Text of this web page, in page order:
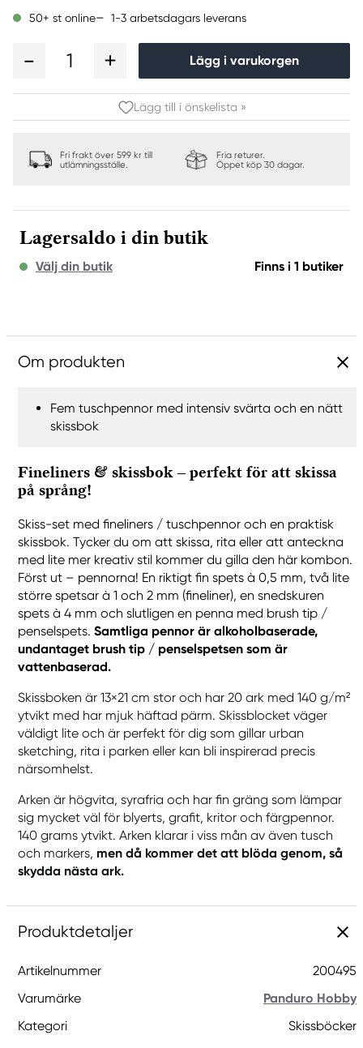
50+ st online 1-3 arbetsdagars leverans
1 Lägg i varukorgen
Lägg till i önskelista »
Fri frakt över 599 kr till
utlämningsställe.
Fria returer.
Öppet köp 30 dagar.
Lagersaldo i din butik
Välj din butik Finns i 1 butiker
Om produkten
Fem tuschpennor med intensiv svärta och en nätt
skissbok
Fineliners & skissbok – perfekt för att skissa
på språng!
Skiss-set med fineliners / tuschpennor och en praktisk
skissbok. Tycker du om att skissa, rita eller att anteckna
med lite mer kreativ stil kommer du gilla den här kombon.
Först ut – pennorna! En riktigt fin spets à 0,5 mm, två lite
större spetsar à 1 och 2 mm (fineliner), en snedskuren
spets à 4 mm och slutligen en penna med brush tip /
penselspets. Samtliga pennor är alkoholbaserade,
undantaget brush tip / penselspetsen som är
vattenbaserad.
Skissboken är 13×21 cm stor och har 20 ark med 140 g/m²
ytvikt med har mjuk häftad pärm. Skissblocket väger
väldigt lite och är perfekt för dig som gillar urban
sketching, rita i parken eller kan bli inspirerad precis
närsomhelst.
Arken är högvita, syrafria och har fin gräng som lämpar
sig mycket väl för blyerts, grafit, kritor och färgpennor.
140 grams ytvikt. Arken klarar i viss mån av även tusch
och markers, men då kommer det att blöda genom, så
skydda nästa ark.
Produktdetaljer
Artikelnummer
200495
Varumärke
Panduro Hobby
Kategori
Skissböcker